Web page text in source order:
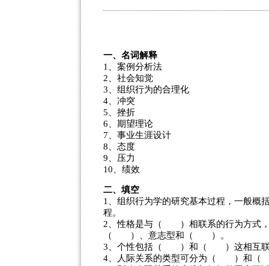
一、名词解释
1、案例分析法
2、社会知觉
3、组织行为的合理化
4、冲突
5、挫折
6、期望理论
7、事业生涯设计
8、态度
9、压力
10、绩效
二、填空
1、组织行为学的研究基本过程，一
程。
2、性格是与（ ）相联系的行为方式，
（ ）、意志型和（ ）。
3、个性包括（ ）和（ ）这相互联
4、人际关系的类型可分为（ ）和